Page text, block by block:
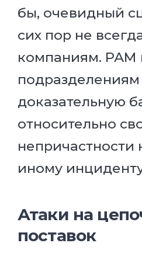
бы, очевидный
сих пор не
компаниям. РАМ
подразделениям
доказательную
относительно
непричастности
иному
Атаки на
поставок